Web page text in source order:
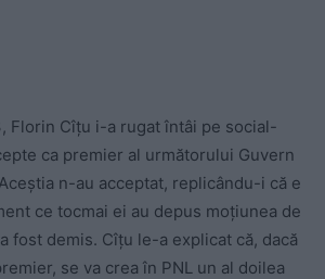
Florin Cîțu i-a rugat întâi pe social-
ca premier al următorului Guvern
n-au acceptat, replicându-i că e
ce tocmai ei au depus moțiunea de
fost demis. Cîțu le-a explicat că, dacă
se va crea în PNL un al doilea